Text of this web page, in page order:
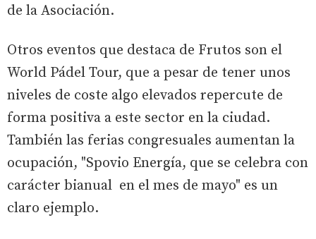
de la Asociación.
Otros eventos que destaca de Frutos son el
World Pádel Tour, que a pesar de tener unos
niveles de coste algo elevados repercute de
forma positiva a este sector en la ciudad.
También las ferias congresuales aumentan la
ocupación, "Spovio Energía, que se celebra con
carácter bianual en el mes de mayo" es un
claro ejemplo.